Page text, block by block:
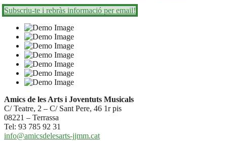
Subscriu-te i rebràs informació per email!
Amics de les Arts i Joventuts Musicals
C/ Teatre, 2 – C/ Sant Pere, 46 1r pis
08221 – Terrassa
Tel: 93 785 92 31
info@amicsdelesarts-jjmm.cat